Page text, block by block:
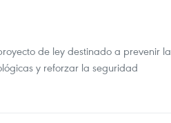
de ley destinado a prevenir la
y reforzar la seguridad